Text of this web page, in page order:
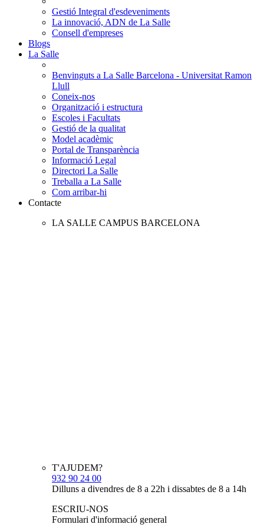
Gestió Integral d'esdeveniments
La innovació, ADN de La Salle
Consell d'empreses
Blogs
La Salle
Benvinguts a La Salle Barcelona - Universitat Ramon
Llull
Coneix-nos
Organització i estructura
Escoles i Facultats
Gestió de la qualitat
Model acadèmic
Portal de Transparència
Informació Legal
Directori La Salle
Treballa a La Salle
Com arribar-hi
Contacte
LA SALLE CAMPUS BARCELONA
T'AJUDEM?
932 90 24 00
Dilluns a divendres de 8 a 22h i dissabtes de 8 a 14h
ESCRIU-NOS
Formulari d'informació general